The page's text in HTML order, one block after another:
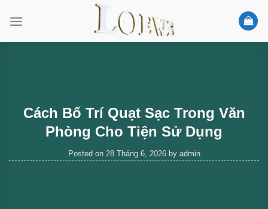
Cách Bố Trí Quạt Sạc Trong Văn
Phòng Cho Tiện Sử Dụng
Posted on 28 Tháng 6, 2026by admin